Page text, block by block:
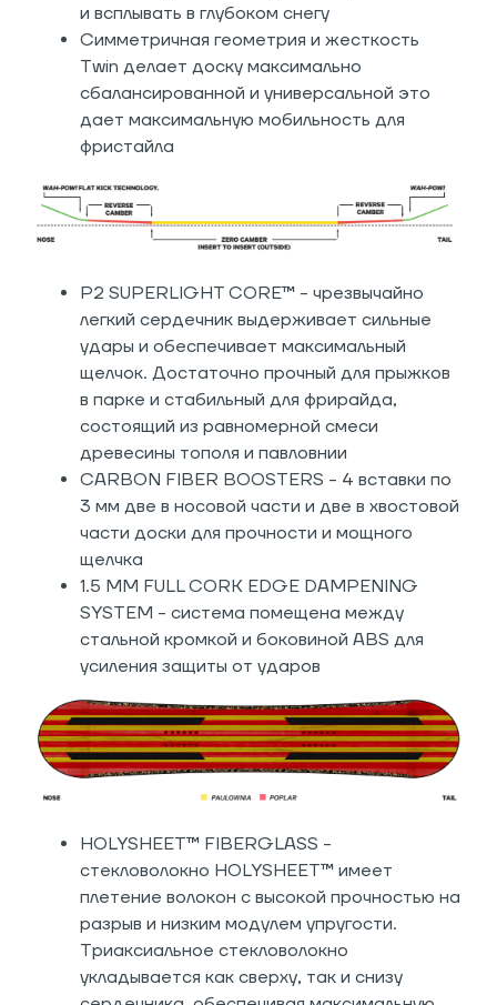
и всплывать в глубоком снегу
Симметричная геометрия и жесткость
Twin делает доску максимально
сбалансированной и универсальной это
дает максимальную мобильность для
фристайла
P2 SUPERLIGHT CORE™ - чрезвычайно
легкий сердечник выдерживает сильные
удары и обеспечивает максимальный
щелчок. Достаточно прочный для прыжков
в парке и стабильный для фрирайда,
состоящий из равномерной смеси
древесины тополя и павловнии
CARBON FIBER BOOSTERS - 4 вставки по
3 мм две в носовой части и две в хвостовой
части доски для прочности и мощного
щелчка
1.5 MM FULL CORK EDGE DAMPENING
SYSTEM - система помещена между
стальной кромкой и боковиной ABS для
усиления защиты от ударов
HOLYSHEET™ FIBERGLASS -
стекловолокно HOLYSHEET™ имеет
плетение волокон с высокой прочностью на
разрыв и низким модулем упругости.
Триаксиальное стекловолокно
укладывается как сверху, так и снизу